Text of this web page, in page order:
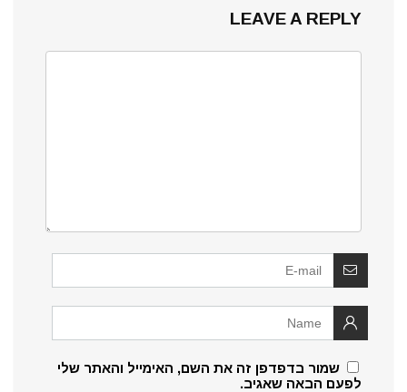
LEAVE A REPLY
שמור בדפדפן זה את השם, האימייל והאתר שלי
לפעם הבאה שאגיב.